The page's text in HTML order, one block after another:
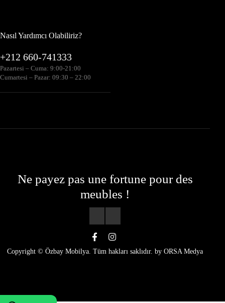
Nasıl Yardımcı Olabiliriz?
+212 660-741333
Pazartesi – Cuma: 9:00-21:00
Cumartesi – Pazar: 09:30 – 22:00
Ne payez pas une fortune pour des
meubles !
Copyright © Özbay Mobilya. Tüm hakları saklıdır. by ORSA Medya